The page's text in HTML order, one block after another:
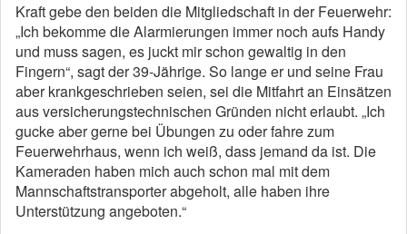
Kraft gebe den beiden die Mitgliedschaft in der Feuerwehr:
„Ich bekomme die Alarmierungen immer noch aufs Handy
und muss sagen, es juckt mir schon gewaltig in den
Fingern“, sagt der 39-Jährige. So lange er und seine Frau
aber krankgeschrieben seien, sei die Mitfahrt an Einsätzen
aus versicherungstechnischen Gründen nicht erlaubt. „Ich
gucke aber gerne bei Übungen zu oder fahre zum
Feuerwehrhaus, wenn ich weiß, dass jemand da ist. Die
Kameraden haben mich auch schon mal mit dem
Mannschaftstransporter abgeholt, alle haben ihre
Unterstützung angeboten.“